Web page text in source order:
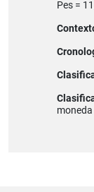
Pes =